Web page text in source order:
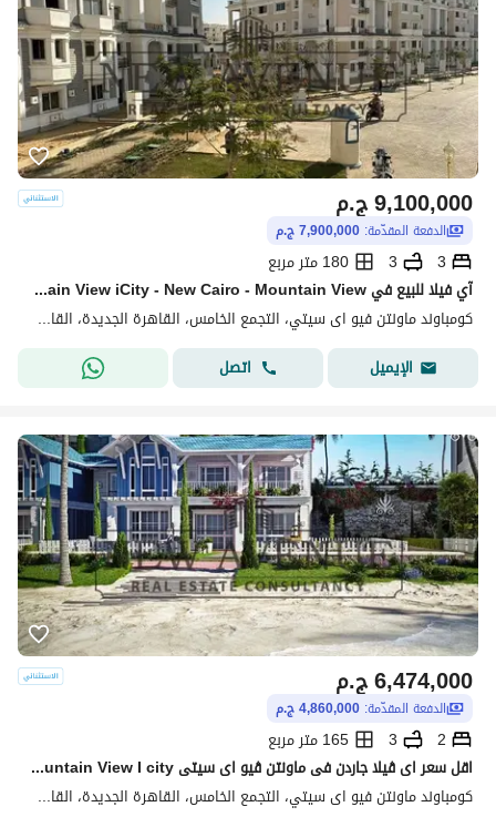
ج.م9,100,000
الدفعة المقدّمة: 7,900,000 ج.م
3
3
180 متر مربع
آي فيلا للبيع في Mountain View iCity - New Cairo - Mountain View | جاهزة للاستلام وإطلالة لاندسكيب مرحله MV park
كومباوند ماونتن فيو اى سيتي، التجمع الخامس، القاهرة الجديدة، القاهرة
الإيميل
اتصل
ج.م6,474,000
الدفعة المقدّمة: 4,860,000 ج.م
2
3
165 متر مربع
اقل سعر اى ڤيلا جاردن فى ماونتن ڤيو اى سيتى Mountain View I city على اللاجون و استلام قريب
كومباوند ماونتن فيو اى سيتي، التجمع الخامس، القاهرة الجديدة، القاهرة